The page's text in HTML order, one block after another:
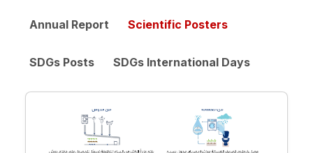
Annual Report Scientific Posters
SDGs Posts SDGs International Days